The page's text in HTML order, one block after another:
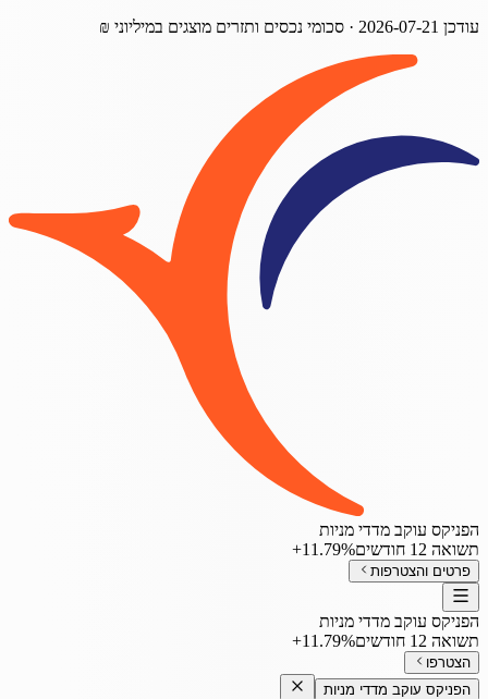
עודכן 2026-07-21 · סכומי נכסים ותזרים מוצגים במיליוני ₪
הפניקס עוקב מדדי מניות
תשואה 12 חודשים
‎+11.79%
פרטים והצטרפות
הפניקס עוקב מדדי מניות
תשואה 12 חודשים
‎+11.79%
הצטרפו
הפניקס עוקב מדדי מניות